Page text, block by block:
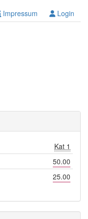
Impressum Login
Kat 1
50.00
25.00